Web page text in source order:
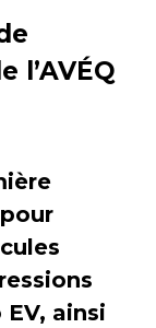
l’AVÉQ
ainsi